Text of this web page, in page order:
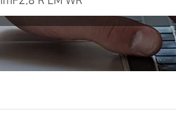
색
결
과